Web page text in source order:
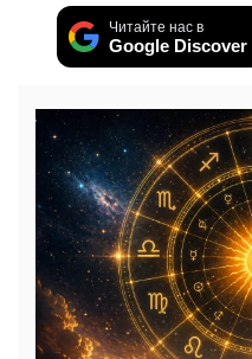
Читайте нас в
Google Discover